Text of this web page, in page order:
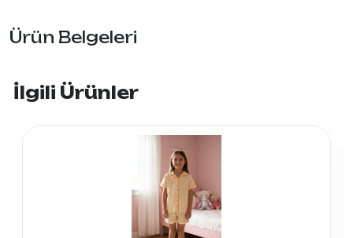
Ürün Belgeleri
İlgili Ürünler